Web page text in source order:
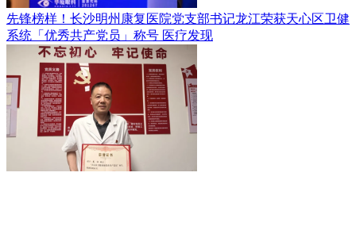
先锋榜样！长沙明州康复医院党支部书记龙江荣获天心区卫健
系统「优秀共产党员」称号 医疗发现